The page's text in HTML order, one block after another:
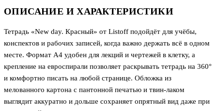
ОПИСАНИЕ И ХАРАКТЕРИСТИКИ
Тетрадь «New day. Красный» от Listoff подойдёт для учёбы,
конспектов и рабочих записей, когда важно держать всё в одном
месте. Формат А4 удобен для лекций и чертежей в клетку, а
крепление на евроспирали позволяет раскрывать тетрадь на 360°
и комфортно писать на любой странице. Обложка из
мелованного картона с пантонной печатью и твин-лаком
выглядит аккуратно и дольше сохраняет опрятный вид даже при